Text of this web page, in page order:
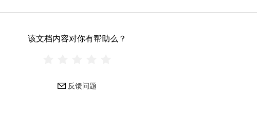
该文档内容对你有帮助么？
反馈问题